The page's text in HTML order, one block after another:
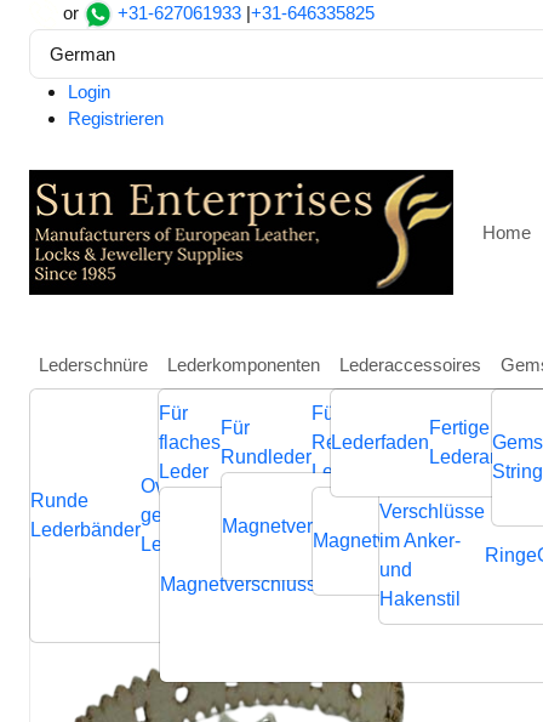
or +31-627061933 |+31-646335825
German
Login
Registrieren
Home
Lederschnüre
Runde
Lederbänder
Ovale
geflochtene
Lederbänder
Geflochtene
Lederschnüre
Flache
Lederschnüre
Lederkomponenten
Für
flaches
Leder
Magnetverschluss
Für
Rundleder
Magnetverschluss Endverschluss
Für
Regaliz
Leder
Magnetverschluss
Verschlüsse
im Anker-
und
Hakenstil
Ringe
Lederaccessoires
Lederfaden
Fertige
Lederkomponenten Für flaches Leder
Zamak magnetic clasp: